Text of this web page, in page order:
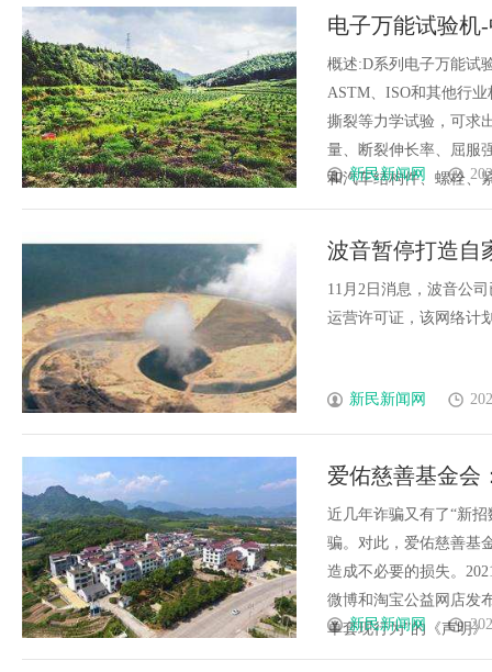
电子万能试验机
概述:D系列电子万能试
ASTM、ISO和其他行
撕裂等力学试验，可求
量、断裂伸长率、屈服
和汽车结构件、螺栓、
新民新闻网
波音暂停打造自
11月2日消息，波音公
运营许可证，该网络计
新民新闻网
爱佑慈善基金会
近几年诈骗又有了“新
骗。对此，爱佑慈善基
造成不必要的损失。
微博和淘宝公益网店发
单套现行为”的《声明
新民新闻网